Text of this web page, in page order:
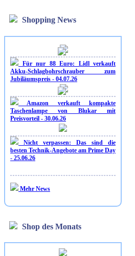
Shopping News
Für nur 88 Euro: Lidl verkauft
Akku-Schlagbohrschrauber zum
Jubiläumspreis - 04.07.26
Amazon verkauft kompakte
Taschenlampe von Blukar mit
Preisvorteil - 30.06.26
Nicht verpassen: Das sind die
besten Technik-Angebote am Prime Day
- 25.06.26
Mehr News
Shop des Monats